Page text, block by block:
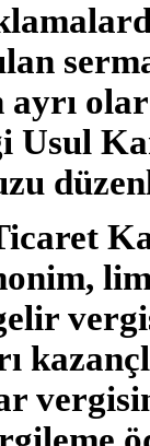
Usul
vergisi